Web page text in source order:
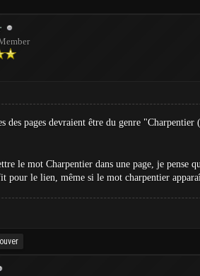
des pages devraient être du genre
le mot Charpentier dans une page, je pense
pour le lien, même si le mot charpentier